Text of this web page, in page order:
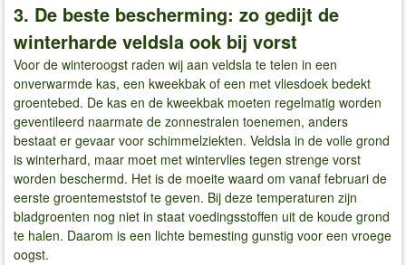
3. De beste bescherming: zo gedijt de
winterharde veldsla ook bij vorst
Voor de winteroogst raden wij aan veldsla te telen in een
onverwarmde kas, een kweekbak of een met vliesdoek bedekt
groentebed. De kas en de kweekbak moeten regelmatig worden
geventileerd naarmate de zonnestralen toenemen, anders
bestaat er gevaar voor schimmelziekten. Veldsla in de volle grond
is winterhard, maar moet met wintervlies tegen strenge vorst
worden beschermd. Het is de moeite waard om vanaf februari de
eerste groentemeststof te geven. Bij deze temperaturen zijn
bladgroenten nog niet in staat voedingsstoffen uit de koude grond
te halen. Daarom is een lichte bemesting gunstig voor een vroege
oogst.